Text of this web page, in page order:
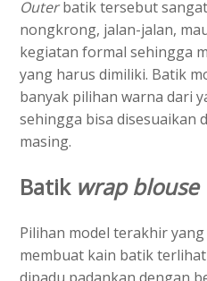
Outerbatik tersebut
nongkrong, jalan-jalan,
kegiatan formal sehingga
yang harus dimiliki. Batik
banyak pilihan warna dari
sehingga bisa disesuaikan
masing.
Batik wrap blouse
Pilihan model terakhir
membuat kain batik